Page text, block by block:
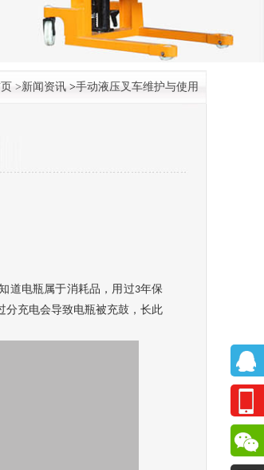
>新闻资讯 >手动液压叉车维护与使用
道电瓶属于消耗品，用过3年保
分充电会导致电瓶被充鼓，长此